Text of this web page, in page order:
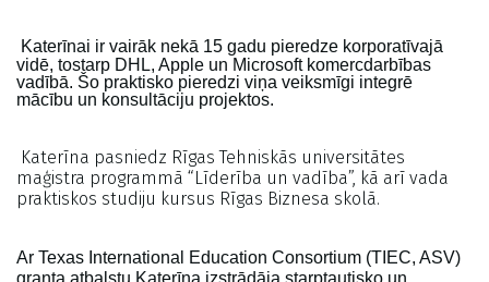
Katerīnai ir vairāk nekā 15 gadu pieredze korporatīvajā
vidē, tostarp DHL, Apple un Microsoft komercdarbības
vadībā. Šo praktisko pieredzi viņa veiksmīgi integrē
mācību un konsultāciju projektos.
Katerīna pasniedz Rīgas Tehniskās universitātes
maģistra programmā “ Līderība un vadība”, kā arī vada
praktiskos studiju kursus Rīgas Biznesa skolā.
Ar Texas International Education Consortium (TIEC, ASV)